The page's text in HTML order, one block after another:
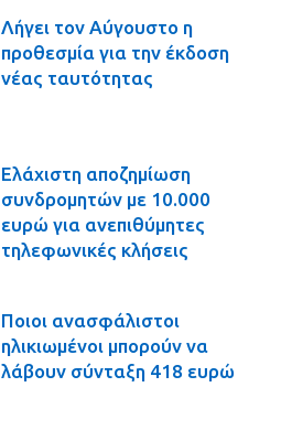
Λήγει τον Αύγουστο η
προθεσμία για την έκδοση
νέας ταυτότητας
Ελάχιστη αποζημίωση
συνδρομητών με 10.000
ευρώ για ανεπιθύμητες
τηλεφωνικές κλήσεις
Ποιοι ανασφάλιστοι
ηλικιωμένοι μπορούν να
λάβουν σύνταξη 418 ευρώ